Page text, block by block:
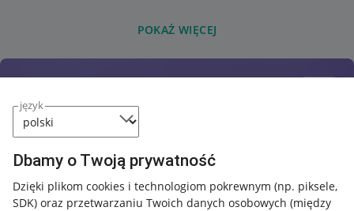
język
Dbamy o Twoją prywatność
Dzięki plikom cookies i technologiom pokrewnym (np. piksele,
SDK) oraz przetwarzaniu Twoich danych osobowych (między
POKAŻ WIĘCEJ